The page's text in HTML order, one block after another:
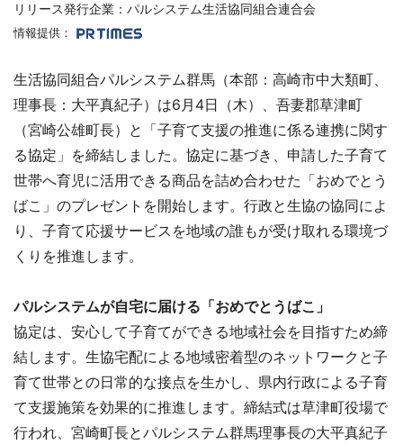
リリース発行企業：パルシステム生活協同組合連合会
情報提供：
生活協同組合パルシステム群馬（本部：高崎市中大類町、
理事長：大平真紀子）は6月4日（木）、吾妻郡草津町
（宮崎公雄町長）と「子育て支援の推進に係る連携に関す
る協定」を締結しました。協定に基づき、申請した子育て
世帯へ育児に活用できる商品を詰め合わせた「おめでとう
ばこ」のプレゼントを開始します。行政と生協の協同によ
り、子育て応援サービスを地域の誰もが受け取れる環境づ
くりを推進します。
パルシステムが自宅に届ける「おめでとうばこ」
協定は、安心して子育てができる地域社会を目指すため締
結します。生協宅配による地域密着型のネットワークと子
育て世帯との日常的な接点を生かし、県内行政による子育
て支援施策を効果的に推進します。締結式は草津町役場で
行われ、宮崎町長とパルシステム群馬理事長の大平真紀子